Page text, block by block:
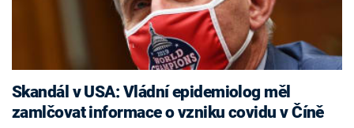
Skandál v USA: Vládní epidemiolog měl
zamlčovat informace o vzniku covidu v Číně